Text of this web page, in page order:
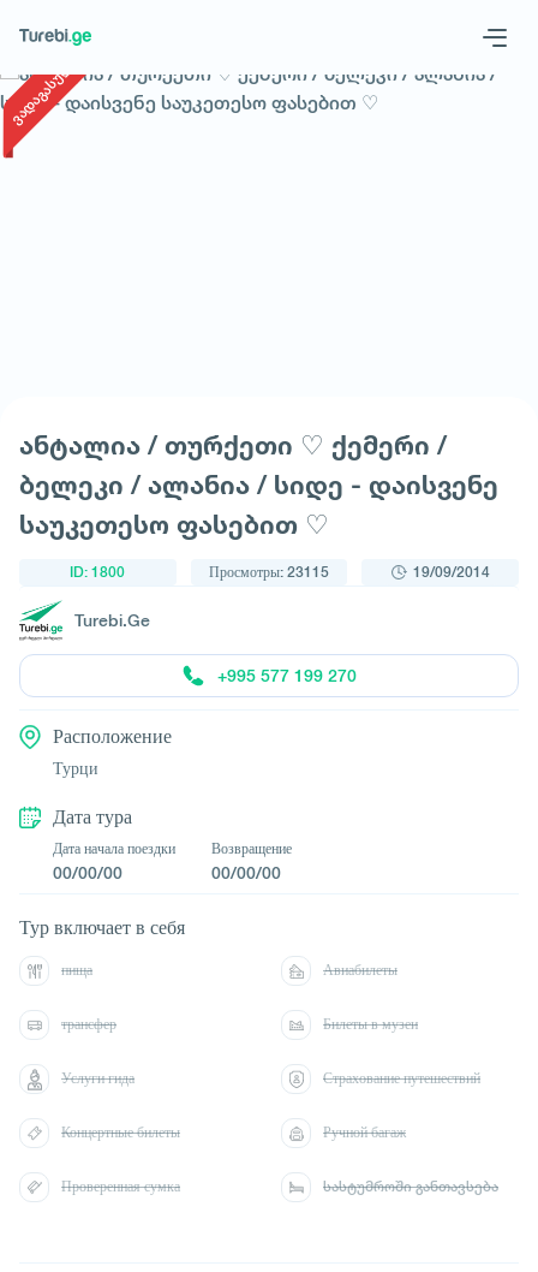
Geo Eng
ვადაგასული
ანტალია / თურქეთი ♡ ქემერი /
ბელეკი / ალანია / სიდე - დაისვენე
საუკეთესო ფასებით ♡
ID: 1800 Просмотры: 23115 19/09/2014
Turebi.Ge
+995 577 199 270
Расположение
Турци
Дата тура
Дата начала поездки
00/00/00
Возвращение
00/00/00
Тур включает в себя
пища Авиабилеты
трансфер Билеты в музеи
Услуги гида Страхование путешествий
Концертные билеты Ручной багаж
Проверенная сумка სასტუმროში განთავსება